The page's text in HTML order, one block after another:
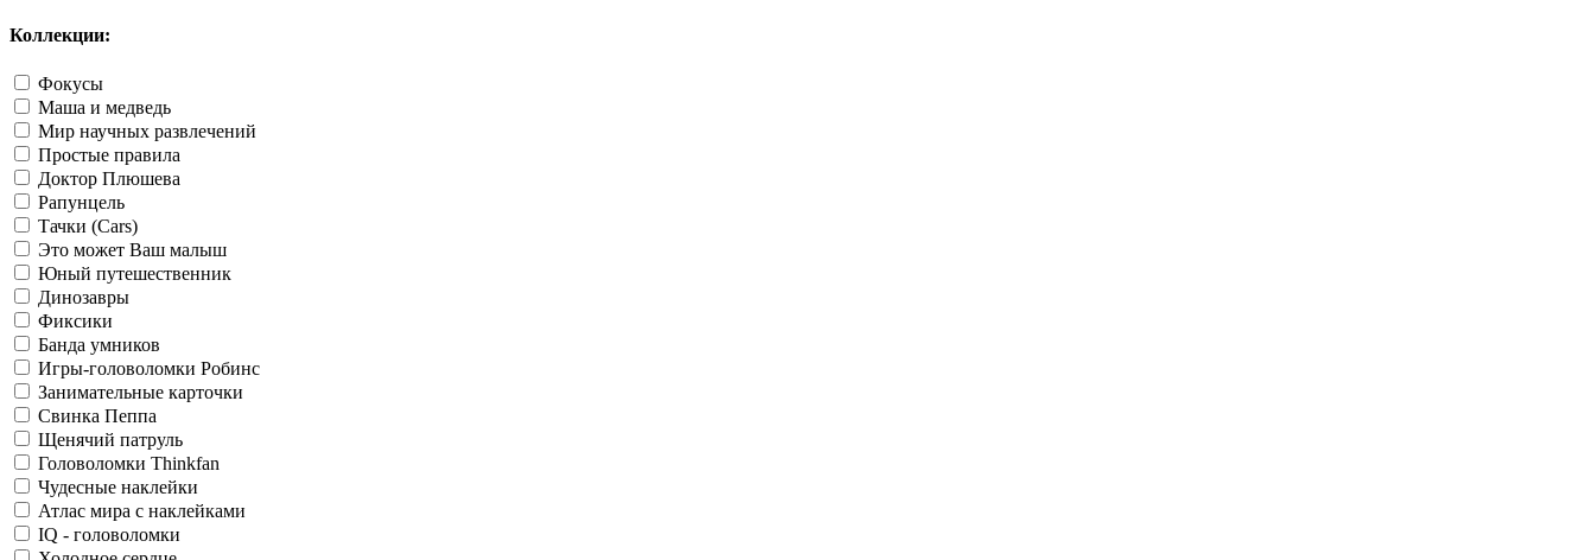
Коллекции:
Фокусы
Маша и медведь
Мир научных развлечений
Простые правила
Доктор Плюшева
Рапунцель
Тачки (Cars)
Это может Ваш малыш
Юный путешественник
Динозавры
Фиксики
Банда умников
Игры-головоломки Робинс
Занимательные карточки
Свинка Пеппа
Щенячий патруль
Головоломки Thinkfan
Чудесные наклейки
Атлас мира с наклейками
IQ - головоломки